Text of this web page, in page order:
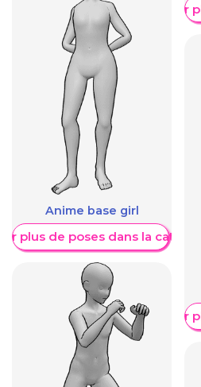
Anime base girl
plus de poses dans la
Afficher
Afficher